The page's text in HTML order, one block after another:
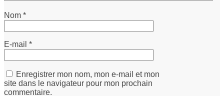
Nom *
E-mail *
Enregistrer mon nom, mon e-mail et mon
site dans le navigateur pour mon prochain
commentaire.